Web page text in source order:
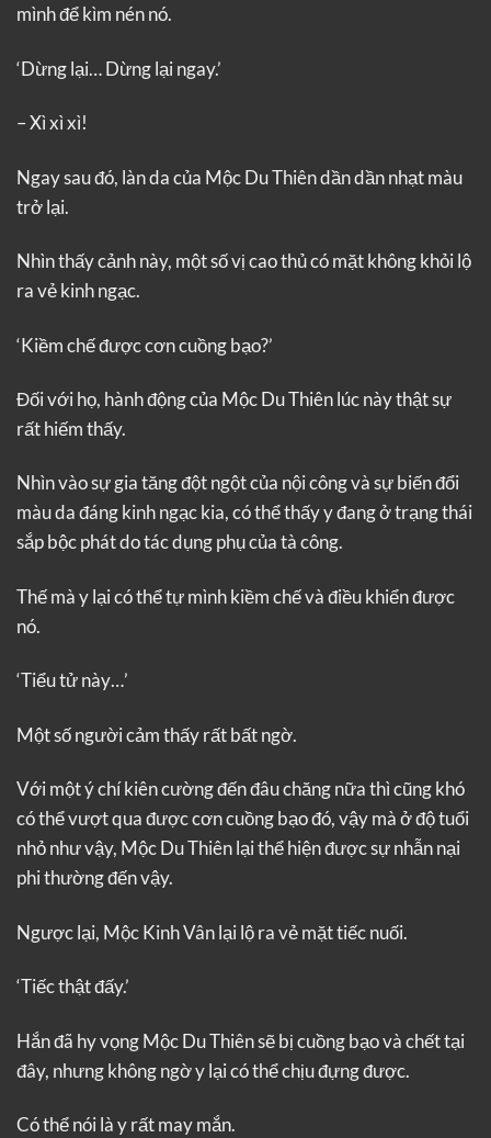
mình để kìm nén nó.
‘Dừng lại… Dừng lại ngay.’
– Xì xì xì!
Ngay sau đó, làn da của Mộc Du Thiên dần dần nhạt màu
trở lại.
Nhìn thấy cảnh này, một số vị cao thủ có mặt không khỏi lộ
ra vẻ kinh ngạc.
‘Kiềm chế được cơn cuồng bạo?’
Đối với họ, hành động của Mộc Du Thiên lúc này thật sự
rất hiếm thấy.
Nhìn vào sự gia tăng đột ngột của nội công và sự biến đổi
màu da đáng kinh ngạc kia, có thể thấy y đang ở trạng thái
sắp bộc phát do tác dụng phụ của tà công.
Thế mà y lại có thể tự mình kiềm chế và điều khiển được
nó.
‘Tiểu tử này…’
Một số người cảm thấy rất bất ngờ.
Với một ý chí kiên cường đến đâu chăng nữa thì cũng khó
có thể vượt qua được cơn cuồng bạo đó, vậy mà ở độ tuổi
nhỏ như vậy, Mộc Du Thiên lại thể hiện được sự nhẫn nại
phi thường đến vậy.
Ngược lại, Mộc Kinh Vân lại lộ ra vẻ mặt tiếc nuối.
‘Tiếc thật đấy.’
Hắn đã hy vọng Mộc Du Thiên sẽ bị cuồng bạo và chết tại
đây, nhưng không ngờ y lại có thể chịu đựng được.
Có thể nói là y rất may mắn.